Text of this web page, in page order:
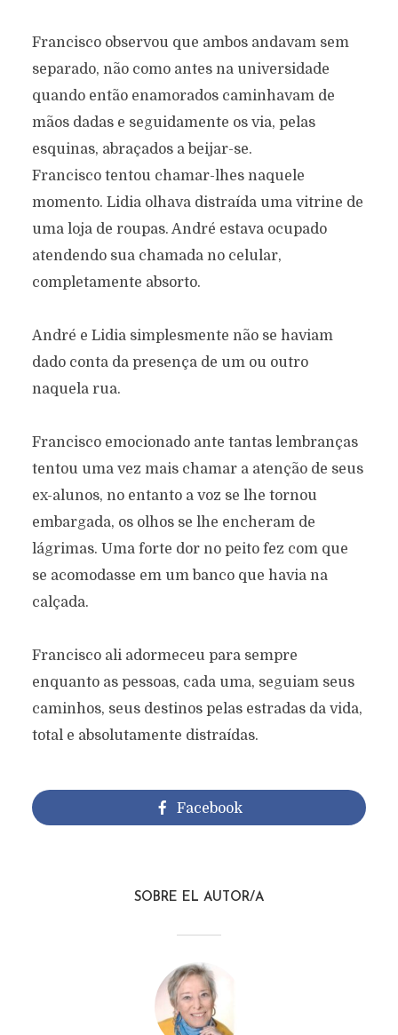
Francisco observou que ambos andavam sem
separado, não como antes na universidade
quando então enamorados caminhavam de
mãos dadas e seguidamente os via, pelas
esquinas, abraçados a beijar-se.
Francisco tentou chamar-lhes naquele
momento. Lidia olhava distraída uma vitrine de
uma loja de roupas. André estava ocupado
atendendo sua chamada no celular,
completamente absorto.
André e Lidia simplesmente não se haviam
dado conta da presença de um ou outro
naquela rua.
Francisco emocionado ante tantas lembranças
tentou uma vez mais chamar a atenção de seus
ex-alunos, no entanto a voz se lhe tornou
embargada, os olhos se lhe encheram de
lágrimas. Uma forte dor no peito fez com que
se acomodasse em um banco que havia na
calçada.
Francisco ali adormeceu para sempre
enquanto as pessoas, cada uma, seguiam seus
caminhos, seus destinos pelas estradas da vida,
total e absolutamente distraídas.
Facebook
SOBRE EL AUTOR/A